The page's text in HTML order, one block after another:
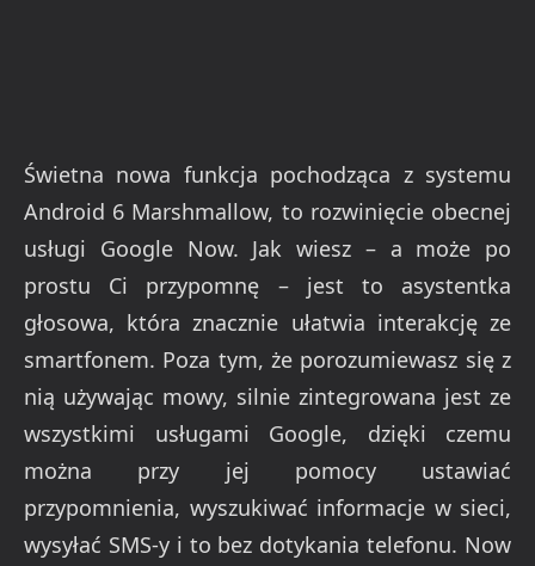
Świetna nowa funkcja pochodząca z systemu
Android 6 Marshmallow, to rozwinięcie obecnej
usługi Google Now. Jak wiesz – a może po
prostu Ci przypomnę – jest to asystentka
głosowa, która znacznie ułatwia interakcję ze
smartfonem. Poza tym, że porozumiewasz się z
nią używając mowy, silnie zintegrowana jest ze
wszystkimi usługami Google, dzięki czemu
można przy jej pomocy ustawiać
przypomnienia, wyszukiwać informacje w sieci,
wysyłać SMS-y i to bez dotykania telefonu. Now